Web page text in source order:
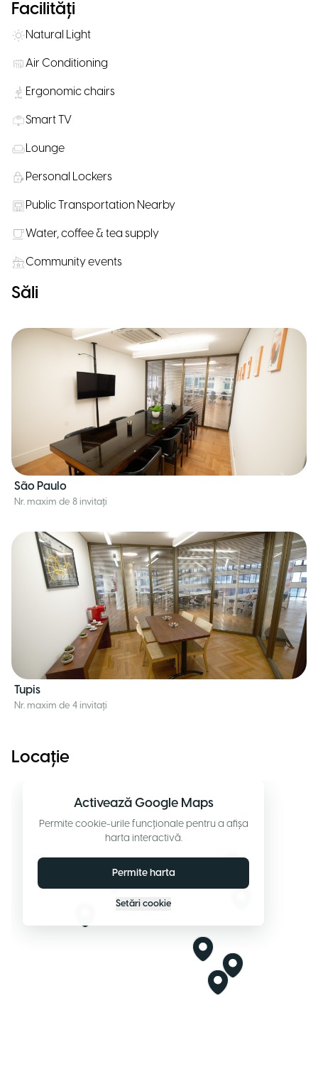
Facilități
Natural Light
Air Conditioning
Ergonomic chairs
Smart TV
Lounge
Personal Lockers
Public Transportation Nearby
Water, coffee & tea supply
Community events
Săli
São Paulo
Nr. maxim de 8 invitați
Tupis
Nr. maxim de 4 invitați
Locație
Activează Google Maps
Permite cookie-urile funcționale pentru a afișa
harta interactivă.
Permite harta
Setări cookie